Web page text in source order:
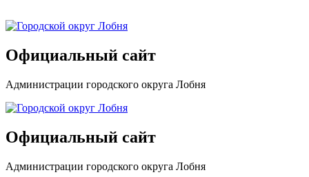
Официальный сайт
Администрации городского округа Лобня
Официальный сайт
Администрации городского округа Лобня